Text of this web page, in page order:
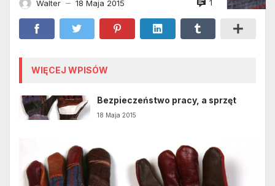
Walter — 18 Maja 2015 1
WIĘCEJ WPISÓW
Bezpieczeństwo pracy, a sprzęt
18 Maja 2015